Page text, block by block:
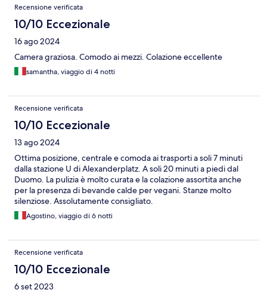
Recensione verificata
10/10 Eccezionale
16 ago 2024
Camera graziosa. Comodo ai mezzi. Colazione eccellente
samantha, viaggio di 4 notti
Recensione verificata
10/10 Eccezionale
13 ago 2024
Ottima posizione, centrale e comoda ai trasporti a soli 7 minuti
dalla stazione U di Alexanderplatz. A soli 20 minuti a piedi dal
Duomo. La pulizia è molto curata e la colazione assortita anche
per la presenza di bevande calde per vegani. Stanze molto
silenziose. Assolutamente consigliato.
Agostino, viaggio di 6 notti
Recensione verificata
10/10 Eccezionale
6 set 2023